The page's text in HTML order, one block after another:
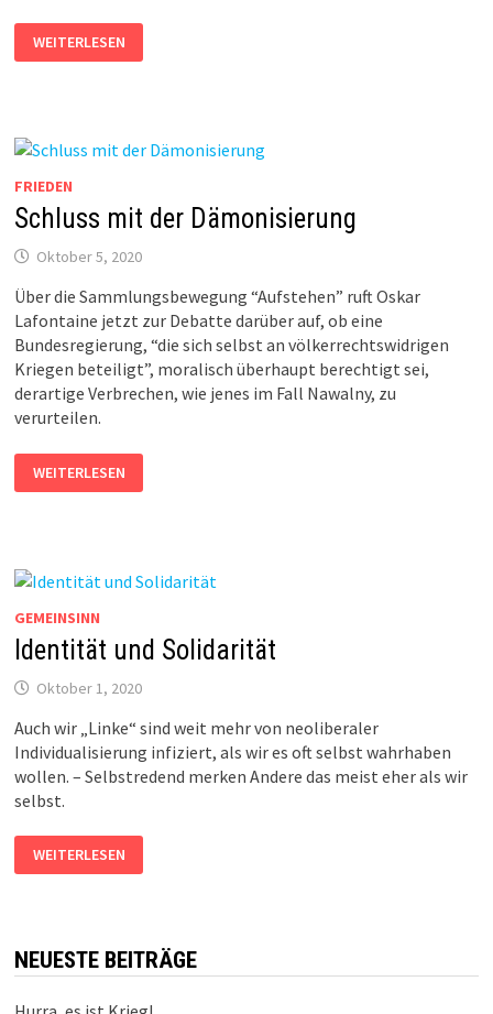
GEMEINWIRTSCHAFT*
STATT
MARKTRADIKALISMUS
WEITERLESEN
FRIEDEN
Schluss mit der Dämonisierung
Oktober 5, 2020
Über die Sammlungsbewegung “Aufstehen” ruft Oskar
Lafontaine jetzt zur Debatte darüber auf, ob eine
Bundesregierung, “die sich selbst an völkerrechtswidrigen
Kriegen beteiligt”, moralisch überhaupt berechtigt sei,
derartige Verbrechen, wie jenes im Fall Nawalny, zu
verurteilen.
SCHLUSS
MIT
DER
WEITERLESEN
GEMEINSINN
Identität und Solidarität
Oktober 1, 2020
Auch wir „Linke“ sind weit mehr von neoliberaler
Individualisierung infiziert, als wir es oft selbst wahrhaben
wollen. – Selbstredend merken Andere das meist eher als wir
selbst.
IDENTITÄT
UND
SOLIDARITÄT
WEITERLESEN
NEUESTE BEITRÄGE